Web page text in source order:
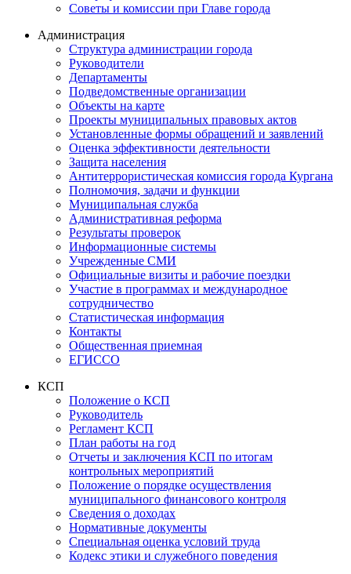
Советы и комиссии при Главе города
Администрация
Структура администрации города
Руководители
Департаменты
Подведомственные организации
Объекты на карте
Проекты муниципальных правовых актов
Установленные формы обращений и заявлений
Оценка эффективности деятельности
Защита населения
Антитеррористическая комиссия города Кургана
Полномочия, задачи и функции
Муниципальная служба
Административная реформа
Результаты проверок
Информационные системы
Учрежденные СМИ
Официальные визиты и рабочие поездки
Участие в программах и международное
сотрудничество
Статистическая информация
Контакты
Общественная приемная
ЕГИССО
КСП
Положение о КСП
Руководитель
Регламент КСП
План работы на год
Отчеты и заключения КСП по итогам
контрольных мероприятий
Положение о порядке осуществления
муниципального финансового контроля
Сведения о доходах
Нормативные документы
Специальная оценка условий труда
Кодекс этики и служебного поведения